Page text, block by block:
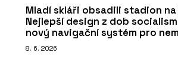
Mladí skláři obsadili stadion
Nejlepší design z dob
nový navigační systém pro
8. 6. 2026